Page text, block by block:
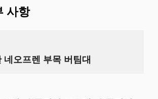
사항
네오프렌 부목 버팀대